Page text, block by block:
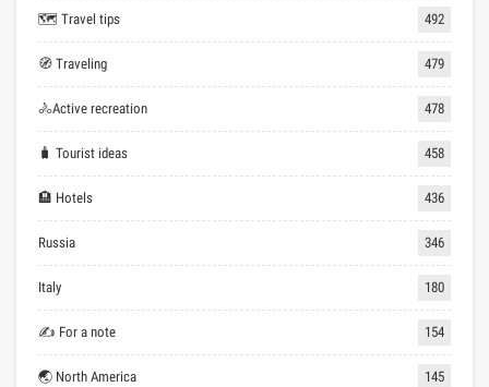
🗺 Travel tips 492
🧭 Traveling 479
🚴Active recreation 478
🧳 Tourist ideas 458
🏨 Hotels 436
Russia 346
Italy 180
✍ For a note 154
🌏 North America 145